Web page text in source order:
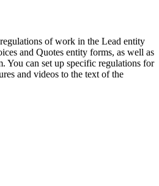
of work in the Lead entity
and Quotes entity forms, as well as
You can set up specific regulations for
and videos to the text of the